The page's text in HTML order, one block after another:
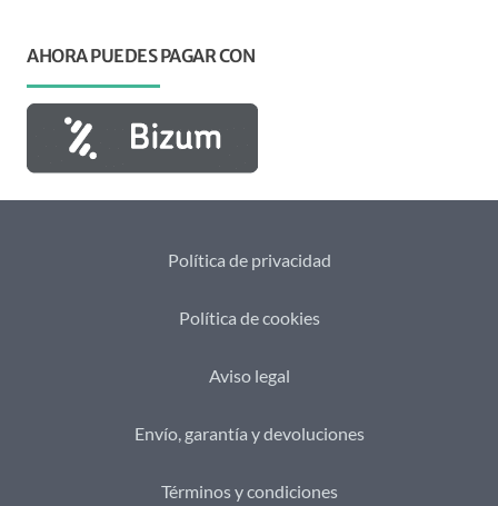
AHORA PUEDES PAGAR CON
Política de privacidad
Política de cookies
Aviso legal
Envío, garantía y devoluciones
Términos y condiciones